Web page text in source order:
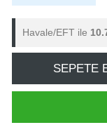
Havale/EFT ile
SEPETE